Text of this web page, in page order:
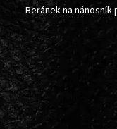
Beránek na nánosník